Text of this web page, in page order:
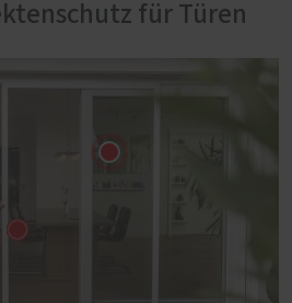
für Türen